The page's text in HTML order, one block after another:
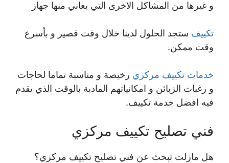
و غيرها من المشاكل الاخرى التي يعاني منها جهاز
تكييف ستجد الحلول لدينا خلال وقت قصير و بأسرع
وقت ممكن.
خدمات تكييف مركزي رخيصة و مناسبة تماما لحاجات
و رغبات الزبائن و امكانياتهم المادية بالوقت الذي يقدم
فيه افضل خدمة تكييف.
فني تصليح تكييف مركزي
هل مازلت تبحث عن فني تصليح تكييف مركزي؟